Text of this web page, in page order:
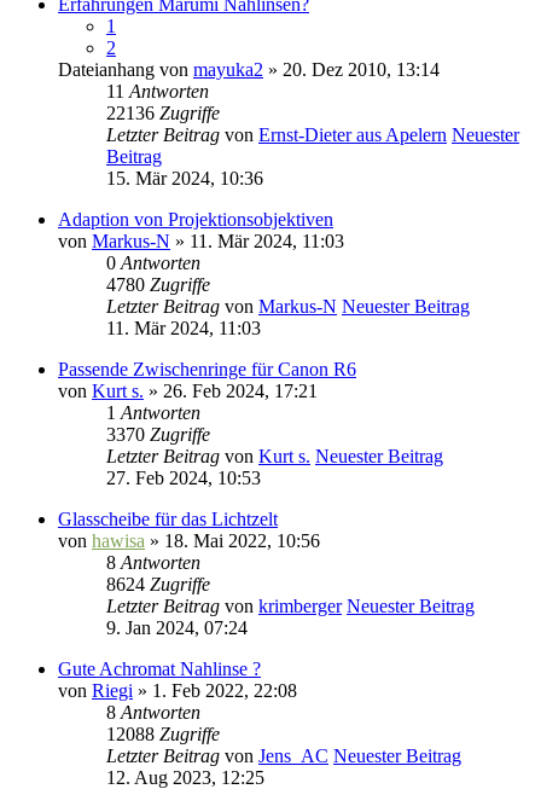
Erfahrungen Marumi Nahlinsen?
1
2
Dateianhang von mayuka2 » 20. Dez 2010, 13:14
11 Antworten
22136 Zugriffe
Letzter Beitrag von Ernst-Dieter aus Apelern Neuester
Beitrag
15. Mär 2024, 10:36
Adaption von Projektionsobjektiven
von Markus-N » 11. Mär 2024, 11:03
0 Antworten
4780 Zugriffe
Letzter Beitrag von Markus-N Neuester Beitrag
11. Mär 2024, 11:03
Passende Zwischenringe für Canon R6
von Kurt s. » 26. Feb 2024, 17:21
1 Antworten
3370 Zugriffe
Letzter Beitrag von Kurt s. Neuester Beitrag
27. Feb 2024, 10:53
Glasscheibe für das Lichtzelt
von hawisa » 18. Mai 2022, 10:56
8 Antworten
8624 Zugriffe
Letzter Beitrag von krimberger Neuester Beitrag
9. Jan 2024, 07:24
Gute Achromat Nahlinse ?
von Riegi » 1. Feb 2022, 22:08
8 Antworten
12088 Zugriffe
Letzter Beitrag von Jens_AC Neuester Beitrag
12. Aug 2023, 12:25